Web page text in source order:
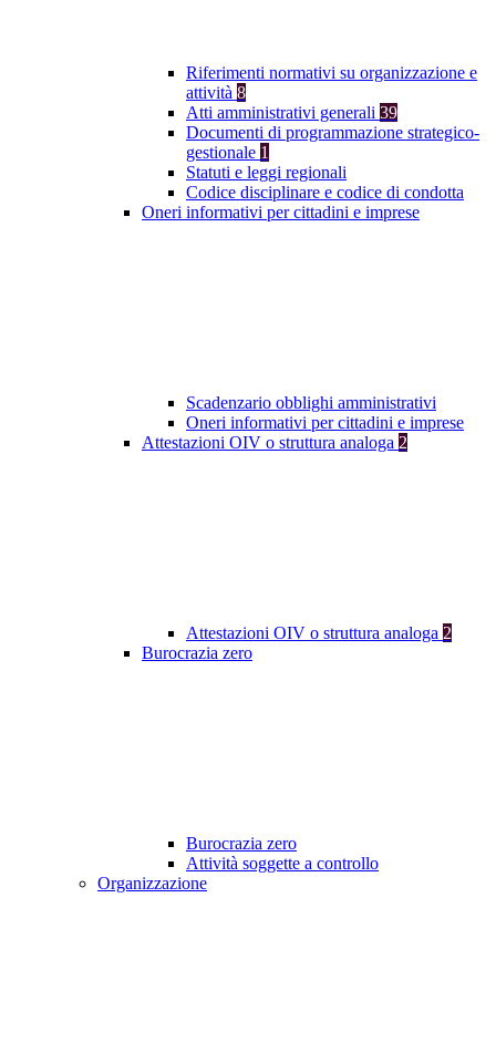
Riferimenti normativi su organizzazione e
attività 8
Atti amministrativi generali 39
Documenti di programmazione strategico-
gestionale 1
Statuti e leggi regionali
Codice disciplinare e codice di condotta
Oneri informativi per cittadini e imprese
Scadenzario obblighi amministrativi
Oneri informativi per cittadini e imprese
Attestazioni OIV o struttura analoga 2
Attestazioni OIV o struttura analoga 2
Burocrazia zero
Burocrazia zero
Attività soggette a controllo
Organizzazione